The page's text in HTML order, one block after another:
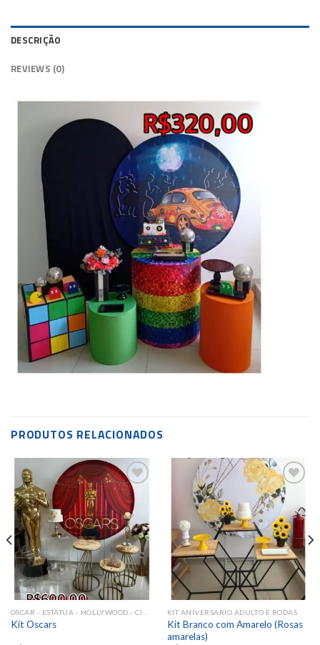
DESCRIÇÃO
REVIEWS (0)
PRODUTOS RELACIONADOS
Add to
wishlist
Kit Oscars
Add to
wishlist
KIT ANIVERSARIO ADULTO E BODAS
Kit Branco com Amarelo (Rosas
amarelas)